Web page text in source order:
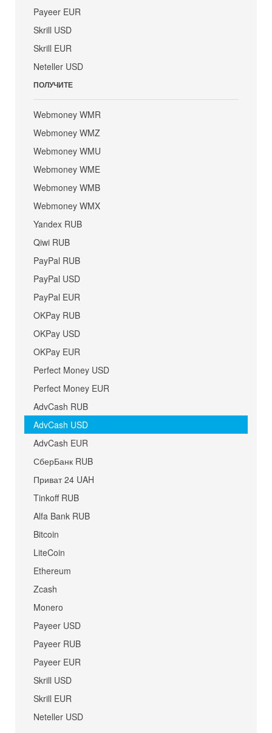
Payeer EUR
Skrill USD
Skrill EUR
Neteller USD
ПОЛУЧИТЕ
Webmoney WMR
Webmoney WMZ
Webmoney WMU
Webmoney WME
Webmoney WMB
Webmoney WMX
Yandex RUB
Qiwi RUB
PayPal RUB
PayPal USD
PayPal EUR
OKPay RUB
OKPay USD
OKPay EUR
Perfect Money USD
Perfect Money EUR
AdvCash RUB
AdvCash USD
AdvCash EUR
СберБанк RUB
Приват 24 UAH
Tinkoff RUB
Alfa Bank RUB
Bitcoin
LiteCoin
Ethereum
Zcash
Monero
Payeer USD
Payeer RUB
Payeer EUR
Skrill USD
Skrill EUR
Neteller USD